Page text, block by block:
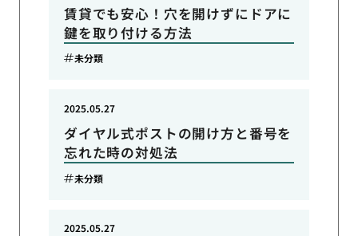
賃貸でも安心！穴を開けずにドアに
鍵を取り付ける方法
未分類
ダイヤル式ポストの開け方と番号を
忘れた時の対処法
2025.05.27
未分類
2025.05.27